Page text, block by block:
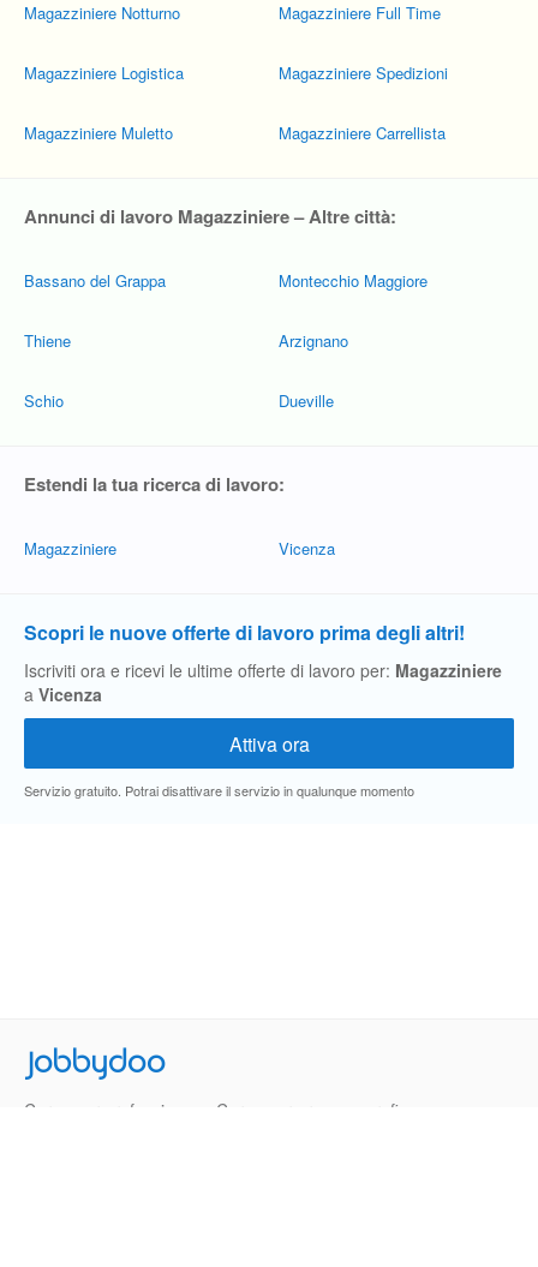
Magazziniere Notturno
Magazziniere Logistica
Magazziniere Muletto
Magazziniere Full Time
Magazziniere Spedizioni
Magazziniere Carrellista
Annunci di lavoro Magazziniere – Altre città:
Bassano del Grappa
Thiene
Schio
Montecchio Maggiore
Arzignano
Dueville
Estendi la tua ricerca di lavoro:
Magazziniere Vicenza
Scopri le nuove offerte di lavoro prima degli altri!
Iscriviti ora e ricevi le ultime offerte di lavoro per: Magazziniere
a Vicenza
Servizio gratuito. Potrai disattivare il servizio in qualunque momento
Jobbydoo
Cerca per professione
Cerca per area geografica